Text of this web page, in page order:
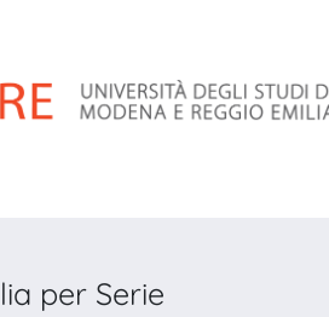
per Serie